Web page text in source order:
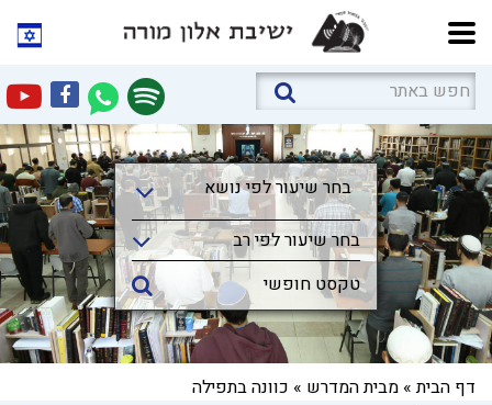
בחר שיעור לפי נושא
בחר שיעור לפי נושא
בחר שיעור לפי רב
דף הבית» מבית המדרש » כוונה בתפילה